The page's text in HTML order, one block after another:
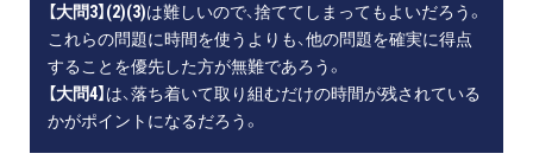
【大問3】(2)(3)は難しいので、捨ててしまってもよいだろう。
これらの問題に時間を使うよりも、他の問題を確実に得点
することを優先した方が無難であろう。
【大問4】 は、落ち着いて取り組むだけの時間が残されている
かがポイントになるだろう。